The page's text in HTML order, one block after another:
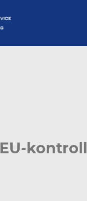
EU-kontroll